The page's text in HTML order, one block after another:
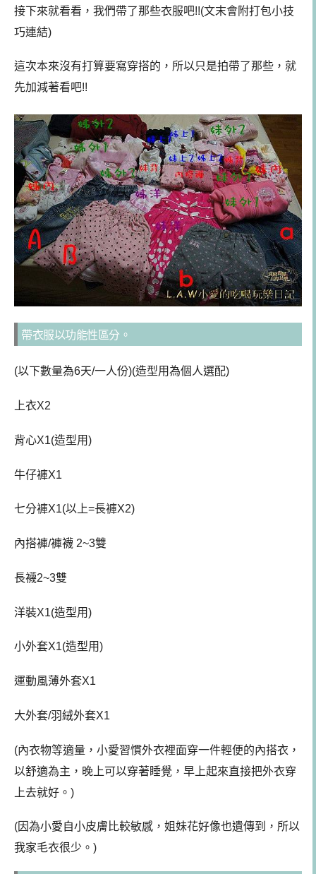
接下來就看看，我們帶了那些衣服吧!!(文末會附打包小技
巧連結)
這次本來沒有打算要寫穿搭的，所以只是拍帶了那些，就
先加減著看吧!!
帶衣服以功能性區分。
(以下數量為6天/一人份)(造型用為個人選配)
上衣X2
背心X1(造型用)
牛仔褲X1
七分褲X1(以上=長褲X2)
內搭褲/褲襪 2~3雙
長襪2~3雙
洋裝X1(造型用)
小外套X1(造型用)
運動風薄外套X1
大外套/羽絨外套X1
(內衣物等適量，小愛習慣外衣裡面穿一件輕便的內搭衣，
以舒適為主，晚上可以穿著睡覺，早上起來直接把外衣穿
上去就好。)
(因為小愛自小皮膚比較敏感，姐妹花好像也遺傳到，所以
我家毛衣很少。)